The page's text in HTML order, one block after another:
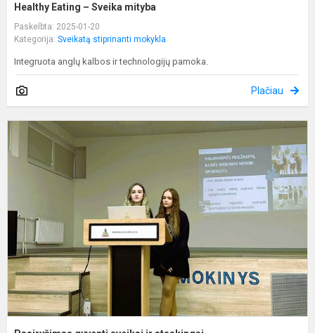
Healthy Eating – Sveika mityba
Paskelbta: 2025-01-20
Kategorija: Sveikatą stiprinanti mokykla
Integruota anglų kalbos ir technologijų pamoka.
Plačiau